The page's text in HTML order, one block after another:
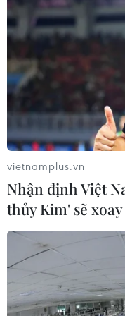
vietnamplus.vn
Nhận định Việt
thủy Kim' sẽ